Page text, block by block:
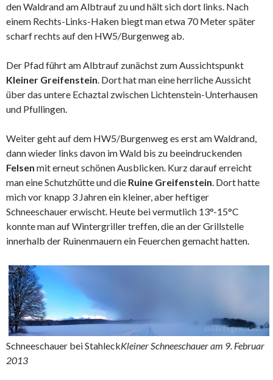
den Waldrand am Albtrauf zu und hält sich dort links. Nach
einem Rechts-Links-Haken biegt man etwa 70 Meter später
scharf rechts auf den HW5/Burgenweg ab.
Der Pfad führt am Albtrauf zunächst zum Aussichtspunkt
Kleiner Greifenstein. Dort hat man eine herrliche Aussicht
über das untere Echaztal zwischen Lichtenstein-Unterhausen
und Pfullingen.
Weiter geht auf dem HW5/Burgenweg es erst am Waldrand,
dann wieder links davon im Wald bis zu beeindruckenden
Felsen mit erneut schönen Ausblicken. Kurz darauf erreicht
man eine Schutzhütte und die Ruine Greifenstein. Dort hatte
mich vor knapp 3 Jahren ein kleiner, aber heftiger
Schneeschauer erwischt. Heute bei vermutlich 13°-15°C
konnte man auf Wintergriller treffen, die an der Grillstelle
innerhalb der Ruinenmauern ein Feuerchen gemacht hatten.
Schneeschauer bei StahleckKleiner Schneeschauer am 9. Februar
2013